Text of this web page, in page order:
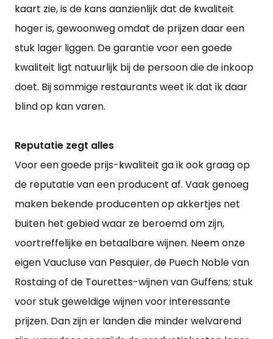
kaart zie, is de kans aanzienlijk dat de kwaliteit
hoger is, gewoonweg omdat de prijzen daar een
stuk lager liggen. De garantie voor een goede
kwaliteit ligt natuurlijk bij de persoon die de inkoop
doet. Bij sommige restaurants weet ik dat ik daar
blind op kan varen.
Reputatie zegt alles
Voor een goede prijs-kwaliteit ga ik ook graag op
de reputatie van een producent af. Vaak genoeg
maken bekende producenten op akkertjes net
buiten het gebied waar ze beroemd om zijn,
voortreffelijke en betaalbare wijnen. Neem onze
eigen Vaucluse van Pesquier, de Puech Noble van
Rostaing of de Tourettes-wijnen van Guffens; stuk
voor stuk geweldige wijnen voor interessante
prijzen. Dan zijn er landen die minder welvarend